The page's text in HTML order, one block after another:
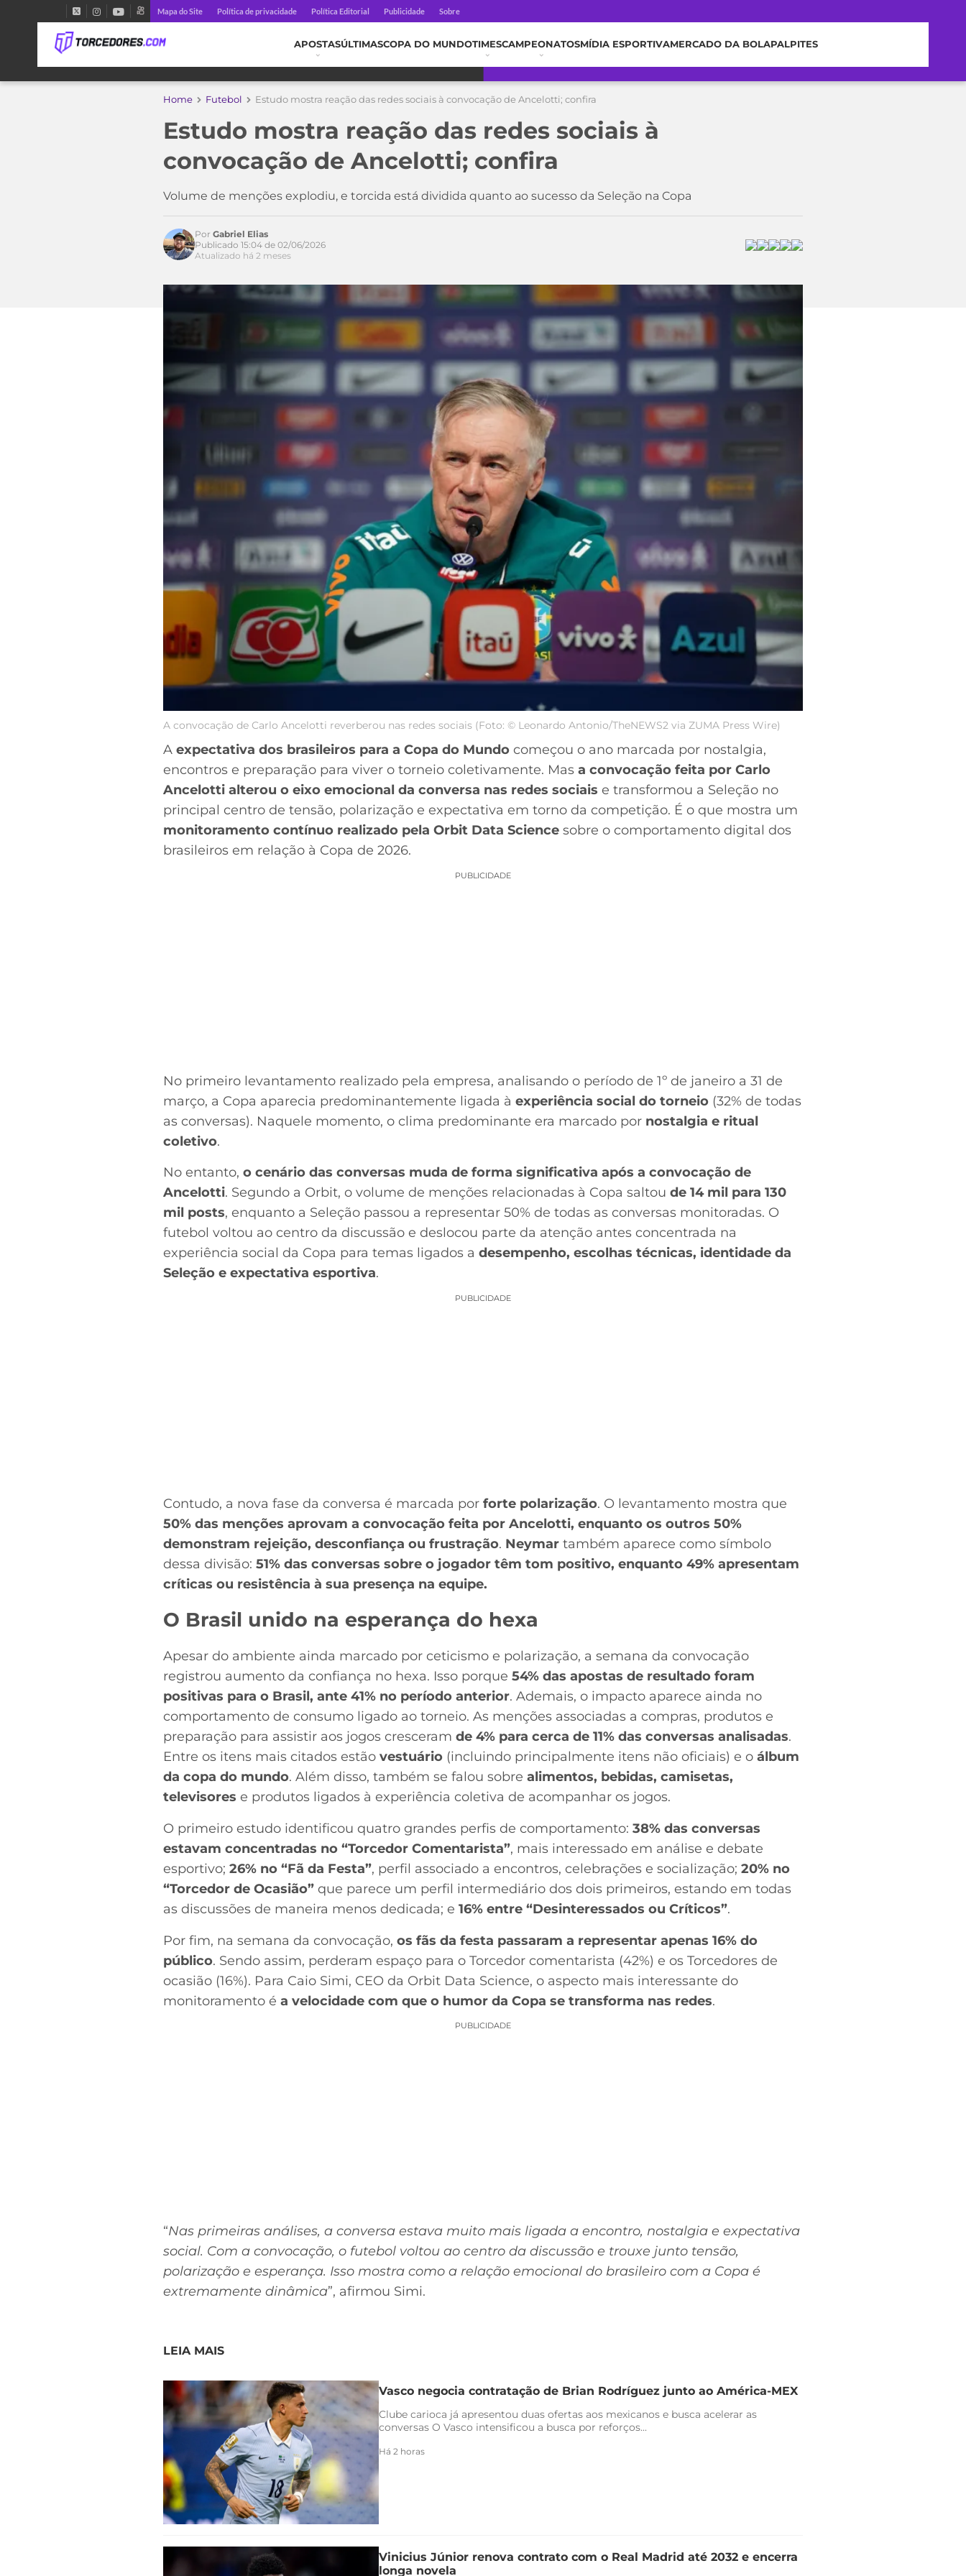
Mapa do Site Política de privacidade Política Editorial Publicidade Sobre
APOSTASÚLTIMASCOPA DO MUNDOTIMESCAMPEONATOSMÍDIA ESPORTIVAMERCADO DA BOLAPALPITES
Home Futebol Estudo mostra reação das redes sociais à convocação de Ancelotti; confira
Estudo mostra reação das redes sociais à
convocação de Ancelotti; confira
Volume de menções explodiu, e torcida está dividida quanto ao sucesso da Seleção na Copa
Por Gabriel Elias
Publicado 15:04 de 02/06/2026
Atualizado há 2 meses
A convocação de Carlo Ancelotti reverberou nas redes sociais (Foto: © Leonardo Antonio/TheNEWS2 via ZUMA Press Wire)
A expectativa dos brasileiros para a Copa do Mundo começou o ano marcada por nostalgia,
encontros e preparação para viver o torneio coletivamente. Mas a convocação feita por Carlo
Ancelotti alterou o eixo emocional da conversa nas redes sociais e transformou a Seleção no
principal centro de tensão, polarização e expectativa em torno da competição. É o que mostra um
monitoramento contínuo realizado pela Orbit Data Science sobre o comportamento digital dos
brasileiros em relação à Copa de 2026.
PUBLICIDADE
No primeiro levantamento realizado pela empresa, analisando o período de 1º de janeiro a 31 de
março, a Copa aparecia predominantemente ligada à experiência social do torneio (32% de todas
as conversas). Naquele momento, o clima predominante era marcado por nostalgia e ritual
coletivo.
No entanto, o cenário das conversas muda de forma significativa após a convocação de
Ancelotti. Segundo a Orbit, o volume de menções relacionadas à Copa saltou de 14 mil para 130
mil posts, enquanto a Seleção passou a representar 50% de todas as conversas monitoradas. O
futebol voltou ao centro da discussão e deslocou parte da atenção antes concentrada na
experiência social da Copa para temas ligados a desempenho, escolhas técnicas, identidade da
Seleção e expectativa esportiva.
PUBLICIDADE
Contudo, a nova fase da conversa é marcada por forte polarização. O levantamento mostra que
50% das menções aprovam a convocação feita por Ancelotti, enquanto os outros 50%
demonstram rejeição, desconfiança ou frustração. Neymar também aparece como símbolo
dessa divisão: 51% das conversas sobre o jogador têm tom positivo, enquanto 49% apresentam
críticas ou resistência à sua presença na equipe.
O Brasil unido na esperança do hexa
Apesar do ambiente ainda marcado por ceticismo e polarização, a semana da convocação
registrou aumento da confiança no hexa. Isso porque 54% das apostas de resultado foram
positivas para o Brasil, ante 41% no período anterior. Ademais, o impacto aparece ainda no
comportamento de consumo ligado ao torneio. As menções associadas a compras, produtos e
preparação para assistir aos jogos cresceram de 4% para cerca de 11% das conversas analisadas.
Entre os itens mais citados estão vestuário (incluindo principalmente itens não oficiais) e o álbum
da copa do mundo. Além disso, também se falou sobre alimentos, bebidas, camisetas,
televisores e produtos ligados à experiência coletiva de acompanhar os jogos.
O primeiro estudo identificou quatro grandes perfis de comportamento: 38% das conversas
estavam concentradas no “Torcedor Comentarista”, mais interessado em análise e debate
esportivo; 26% no “Fã da Festa”, perfil associado a encontros, celebrações e socialização; 20% no
“Torcedor de Ocasião” que parece um perfil intermediário dos dois primeiros, estando em todas
as discussões de maneira menos dedicada; e 16% entre “Desinteressados ou Críticos”.
Por fim, na semana da convocação, os fãs da festa passaram a representar apenas 16% do
público. Sendo assim, perderam espaço para o Torcedor comentarista (42%) e os Torcedores de
ocasião (16%). Para Caio Simi, CEO da Orbit Data Science, o aspecto mais interessante do
monitoramento é a velocidade com que o humor da Copa se transforma nas redes.
PUBLICIDADE
“Nas primeiras análises, a conversa estava muito mais ligada a encontro, nostalgia e expectativa
social. Com a convocação, o futebol voltou ao centro da discussão e trouxe junto tensão,
polarização e esperança. Isso mostra como a relação emocional do brasileiro com a Copa é
extremamente dinâmica”, afirmou Simi.
LEIA MAIS
Vasco negocia contratação de Brian Rodríguez junto ao América-MEX
Clube carioca já apresentou duas ofertas aos mexicanos e busca acelerar as
conversas O Vasco intensificou a busca por reforços...
Há 2 horas
Vinicius Júnior renova contrato com o Real Madrid até 2032 e encerra
longa novela